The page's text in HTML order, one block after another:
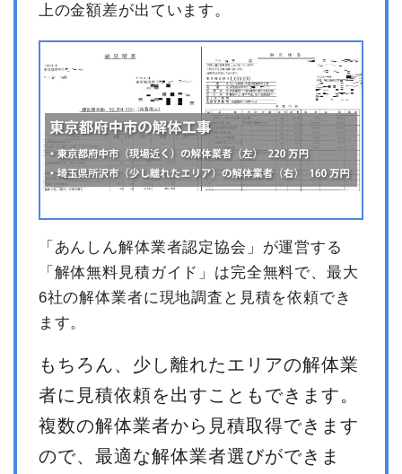
上の金額差が出ています。
「あんしん解体業者認定協会」が運営する
「解体無料見積ガイド」は完全無料で、最大
6社の解体業者に現地調査と見積を依頼でき
ます。
もちろん、少し離れたエリアの解体業
者に見積依頼を出すこともできます。
複数の解体業者から見積取得できます
ので、最適な解体業者選びができま